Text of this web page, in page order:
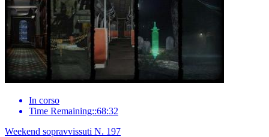
In corso
Time Remaining::68:32
Weekend sopravvissuti N. 197